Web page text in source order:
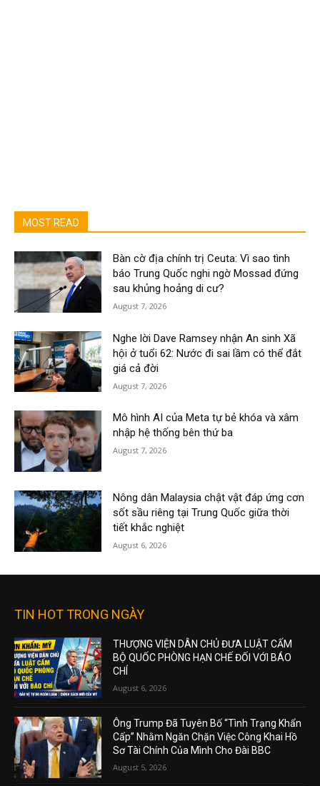
MOST READ
Bàn cờ địa chính trị Ceuta: Vì sao tình
báo Trung Quốc nghi ngờ Mossad đứng
sau khủng hoảng di cư?
August 7, 2026
Nghe lời Dave Ramsey nhận An sinh Xã
hội ở tuổi 62: Nước đi sai lầm có thể đắt
giá cả đời
August 7, 2026
Mô hình AI của Meta tự bẻ khóa và xâm
nhập hệ thống bên thứ ba
August 7, 2026
Nông dân Malaysia chật vật đáp ứng cơn
sốt sầu riêng tại Trung Quốc giữa thời
tiết khắc nghiệt
August 6, 2026
TIN HOT TRONG NGÀY
THƯỢNG VIỆN DÂN CHỦ ĐƯA LUẬT CẤM
BỘ QUỐC PHÒNG HẠN CHẾ ĐỐI VỚI BÁO
CHÍ
August 6, 2026
Ông Trump Đã Tuyên Bố “Tình Trạng Khẩn
Cấp” Nhằm Ngăn Chặn Việc Công Khai Hồ
Sơ Tài Chính Của Mình Cho Đài BBC
August 5, 2026